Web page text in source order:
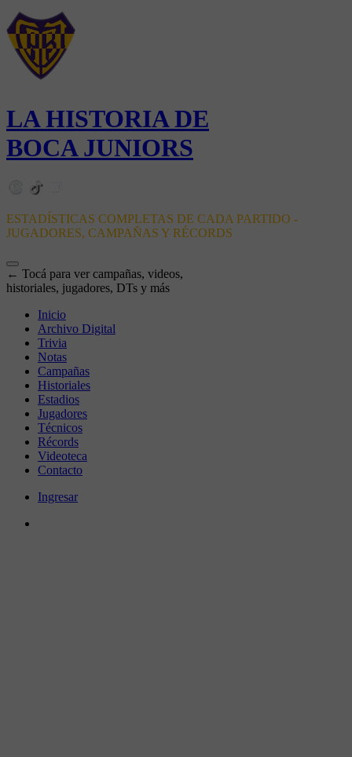
LA HISTORIA DE
BOCA JUNIORS
ESTADÍSTICAS COMPLETAS DE CADA PARTIDO -
JUGADORES, CAMPAÑAS Y RÉCORDS
← Tocá para ver campañas, videos,
historiales, jugadores, DTs y más
Inicio
Archivo Digital
Trivia
Notas
Campañas
Historiales
Estadios
Jugadores
Técnicos
Récords
Videoteca
Contacto
Ingresar